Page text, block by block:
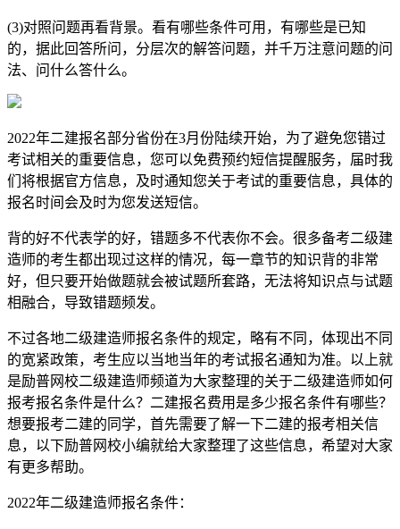
(3)对照问题再看背景。看有哪些条件可用，有哪些是已知
的，据此回答所问，分层次的解答问题，并千万注意问题的问
法、问什么答什么。
2022年二建报名部分省份在3月份陆续开始，为了避免您错过
考试相关的重要信息，您可以免费预约短信提醒服务，届时我
们将根据官方信息，及时通知您关于考试的重要信息，具体的
报名时间会及时为您发送短信。
背的好不代表学的好，错题多不代表你不会。很多备考二级建
造师的考生都出现过这样的情况，每一章节的知识背的非常
好，但只要开始做题就会被试题所套路，无法将知识点与试题
相融合，导致错题频发。
不过各地二级建造师报名条件的规定，略有不同，体现出不同
的宽紧政策，考生应以当地当年的考试报名通知为准。以上就
是励普网校二级建造师频道为大家整理的关于二级建造师如何
报考报名条件是什么？二建报名费用是多少报名条件有哪些？
想要报考二建的同学，首先需要了解一下二建的报考相关信
息，以下励普网校小编就给大家整理了这些信息，希望对大家
有更多帮助。
2022年二级建造师报名条件：